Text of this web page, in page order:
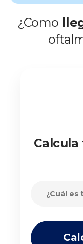
¿Como